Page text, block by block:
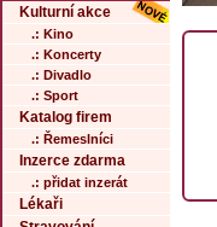
Kulturní akce
.: Kino
.: Koncerty
.: Divadlo
.: Sport
Katalog firem
.: Řemeslníci
Inzerce zdarma
.: přidat inzerát
Lékaři